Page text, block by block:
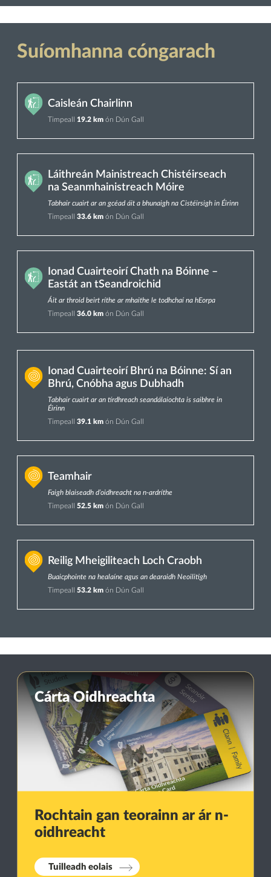
Suíomhanna cóngarach
Caisleán Chairlinn
Timpeall 19.2 km ón Dún Gall
Láithreán Mainistreach Chistéirseach
na Seanmhainistreach Móire
Tabhair cuairt ar an gcéad áit a bhunaigh na Cistéirsigh in Éirinn
Timpeall 33.6 km ón Dún Gall
Ionad Cuairteoirí Chath na Bóinne –
Eastát an tSeandroichid
Áit ar throid beirt ríthe ar mhaithe le todhchaí na hEorpa
Timpeall 36.0 km ón Dún Gall
Ionad Cuairteoirí Bhrú na Bóinne: Sí an
Bhrú, Cnóbha agus Dubhadh
Tabhair cuairt ar an tírdhreach seandálaíochta is saibhre in
Éirinn
Timpeall 39.1 km ón Dún Gall
Teamhair
Faigh blaiseadh d’oidhreacht na n-ardríthe
Timpeall 52.5 km ón Dún Gall
Reilig Mheigiliteach Loch Craobh
Buaicphointe na healaíne agus an dearaidh Neoilitigh
Timpeall 53.2 km ón Dún Gall
Cárta Oidhreachta
Rochtain gan teorainn ar ár n-
oidhreacht
Tuilleadh eolais